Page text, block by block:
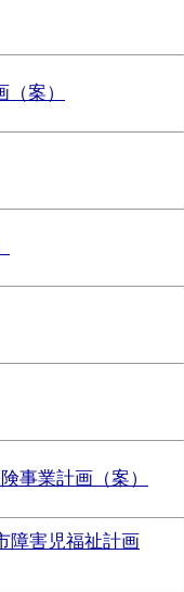
案）
事業計画（案）
障害児福祉計画